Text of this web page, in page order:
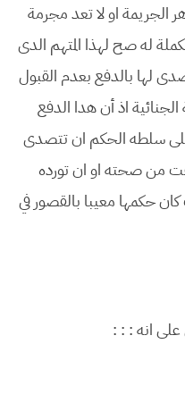
الجريمة او لا تعد مجرمة
له صح لهذا المتهم الدى
لها بالدفع بعدم القبول
الجنائية اذ أن هدا الدفع
سلطه الحكم ان تتصدى
من صحته او ان تورده
حكمها معيبا بالقصور في
انه : : :